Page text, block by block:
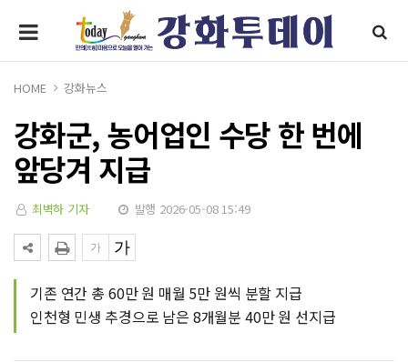
HOME 강화뉴스
강화군, 농어업인 수당 한 번에
앞당겨 지급
최벽하 기자 발행 2026-05-08 15:49
기존 연간 총 60만 원 매월 5만 원씩 분할 지급
인천형 민생 추경으로 남은 8개월분 40만 원 선지급